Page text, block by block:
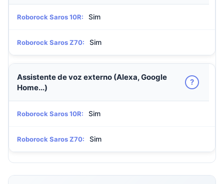
Roborock Saros 10R: Sim
Roborock Saros Z70: Sim
Assistente de voz externo (Alexa, Google
Home...)
?
Roborock Saros 10R: Sim
Roborock Saros Z70: Sim